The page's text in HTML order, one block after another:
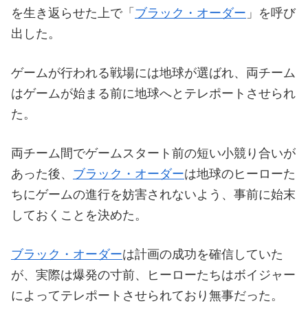
を生き返らせた上で「 ブラック・オーダー 」を呼び
出した。
ゲームが行われる戦場には地球が選ばれ、両チーム
はゲームが始まる前に地球へとテレポートさせられ
た。
両チーム間でゲームスタート前の短い小競り合いが
あった後、 ブラック・オーダーは地球のヒーローた
ちにゲームの進行を妨害されないよう、事前に始末
しておくことを決めた。
ブラック・オーダーは計画の成功を確信していた
が、実際は爆発の寸前、ヒーローたちはボイジャー
によってテレポートさせられており無事だった。